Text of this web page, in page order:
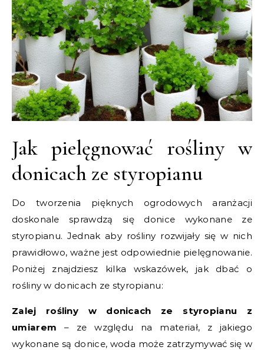
Jak pielęgnować rośliny w
donicach ze styropianu
Do tworzenia pięknych ogrodowych aranżacji
doskonale sprawdzą się donice wykonane ze
styropianu. Jednak aby rośliny rozwijały się w nich
prawidłowo, ważne jest odpowiednie pielęgnowanie.
Poniżej znajdziesz kilka wskazówek, jak dbać o
rośliny w donicach ze styropianu:
Zalej rośliny w donicach ze styropianu z
umiarem – ze względu na materiał, z jakiego
wykonane są donice, woda może zatrzymywać się w